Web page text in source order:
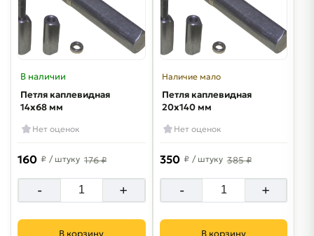
В наличии
Петля каплевидная
14х68 мм
Нет оценок
160 ₽ / штуку 176 ₽
- +
Наличие мало
Петля каплевидная
20х140 мм
Нет оценок
350 ₽ / штуку 385 ₽
- +